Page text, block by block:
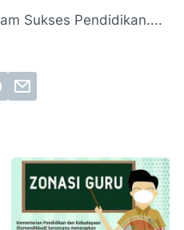
Sukses Pendidikan....